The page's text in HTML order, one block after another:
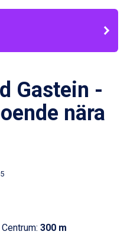
kr.
Gastein -
nära
300 m